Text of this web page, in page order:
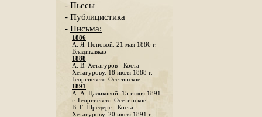
- Пьесы
- Публицистика
- Письма:
1886
А. Я. Поповой. 21 мая 1886 г.
Владикавказ
1888
A. В. Хетагуров - Коста
Хетагурову. 18 июля 1888 г.
Георгиевско-Осетинское.
1891
А. А. Цаликовой. 15 июня 1891
г. Георгиевско-Осетинское
B. Г. Шредерс - Коста
Хетагурову. 20 июля 1891 г.